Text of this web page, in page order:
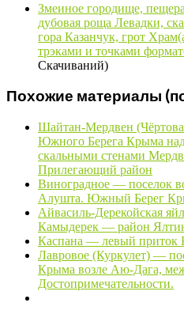
Змеиное городище,
дубовая роща Левадки,
гора Казанчук, грот
трэками и точками
Скачиваний)
Похожие материалы
Шайтан-Мердвен
Южного Берега Крыма
скальными стенами
Прилегающий район
Виноградное — поселок
Алушта. Южный Берег
Айвасиль-Дерекойская
Камыдерек — район
Каспана — левый приток
Лавровое (Куркулет) —
Крыма возле Аю-Дага,
Достопримечательности.